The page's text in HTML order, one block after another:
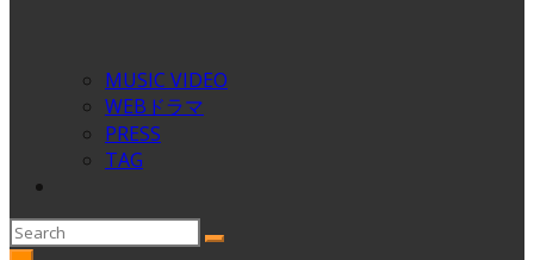
MUSIC VIDEO
WEBドラマ
PRESS
TAG